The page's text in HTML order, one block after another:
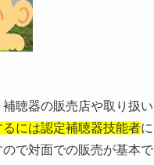
聴器の販売店や取り扱い
には認定補聴器技能者に
で対面での販売が基本で